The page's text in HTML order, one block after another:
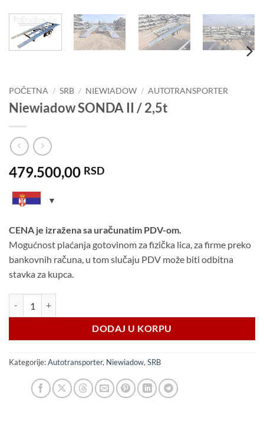
POČETNA / SRB / NIEWIADOW / AUTOTRANSPORTER
Niewiadow SONDA II / 2,5t
479.500,00 RSD
CENA je izražena sa uračunatim PDV-om.
Mogućnost plaćanja gotovinom za fizička lica, za firme preko
bankovnih računa, u tom slučaju PDV može biti odbitna
stavka za kupca.
DODAJ U KORPU
Kategorije:Autotransporter, Niewiadow, SRB